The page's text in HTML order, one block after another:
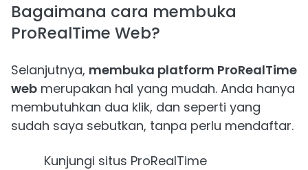
Bagaimana cara membuka
ProRealTime Web?
Selanjutnya, membuka platform ProRealTime
web merupakan hal yang mudah. Anda hanya
membutuhkan dua klik, dan seperti yang
sudah saya sebutkan, tanpa perlu mendaftar.
Kunjungi situs ProRealTime